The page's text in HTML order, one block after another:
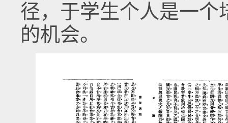
径，于学生个人是一个
的机会。